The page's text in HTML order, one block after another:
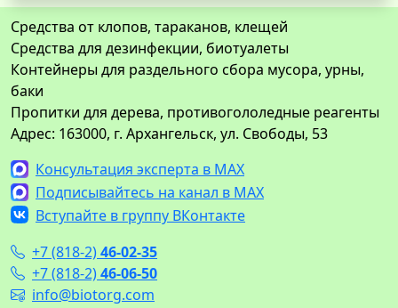
Средства от клопов, тараканов, клещей
Средства для дезинфекции, биотуалеты
Контейнеры для раздельного сбора мусора, урны,
баки
Пропитки для дерева, противогололедные реагенты
Адрес: 163000, г. Архангельск, ул. Свободы, 53
Консультация эксперта в MAX
Подписывайтесь на канал в MAX
Вступайте в группу ВКонтакте
+7 (818-2)46-02-35
+7 (818-2)46-06-50
info@biotorg.com